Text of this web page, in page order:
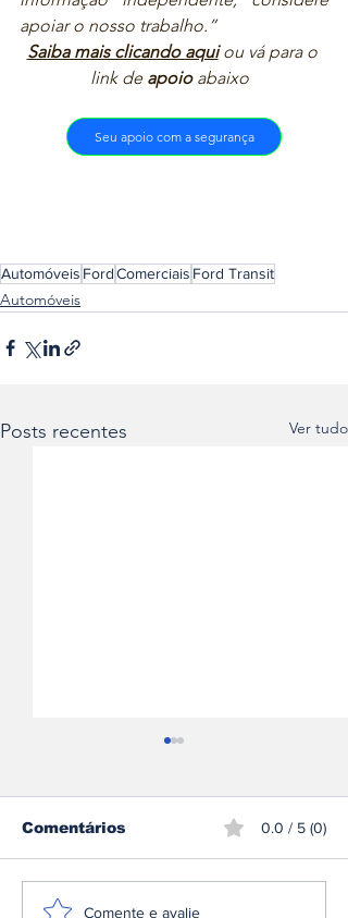
apoiar o nosso trabalho.”
Saiba mais clicando aqui ou vá para o
link de apoio abaixo
Seu apoio com a segurança
Automóveis FordComerciais Ford Transit
Automóveis
Posts recentes Ver tudo
Comentários 0.0 / 5 (0)
Comente e avalie